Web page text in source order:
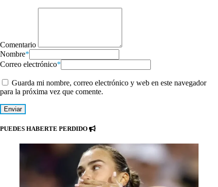
Comentario
Nombre*
Correo electrónico*
Guarda mi nombre, correo electrónico y web en este navegador
para la próxima vez que comente.
PUEDES HABERTE PERDIDO